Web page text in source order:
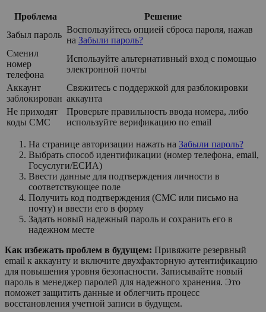
Проблема
Решение
Забыл пароль
Воспользуйтесь опцией сброса пароля, нажав
на Забыли пароль?
Сменил
номер
телефона
Используйте альтернативный вход с помощью
электронной почты
Аккаунт
заблокирован
Свяжитесь с поддержкой для разблокировки
аккаунта
Не приходят
коды СМС
Проверьте правильность ввода номера, либо
используйте верификацию по email
На странице авторизации нажать на Забыли пароль?
Выбрать способ идентификации (номер телефона, email,
Госуслуги/ЕСИА)
Ввести данные для подтверждения личности в
соответствующее поле
Получить код подтверждения (СМС или письмо на
почту) и ввести его в форму
Задать новый надежный пароль и сохранить его в
надежном месте
Как избежать проблем в будущем: Привяжите резервный
email к аккаунту и включите двухфакторную аутентификацию
для повышения уровня безопасности. Записывайте новый
пароль в менеджер паролей для надежного хранения. Это
поможет защитить данные и облегчить процесс
восстановления учетной записи в будущем.